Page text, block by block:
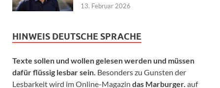
13. Februar 2026
HINWEIS DEUTSCHE SPRACHE
Texte sollen und wollen gelesen werden und müssen
dafür flüssig lesbar sein. Besonders zu Gunsten der
Lesbarkeit wird im Online-Magazin das Marburger. auf